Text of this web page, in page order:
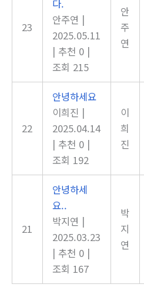
23
다.
안주연 |
2025.05.11
| 추천 0 |
조회 215
안
주
연
22
안녕하세요
이희진 |
2025.04.14
| 추천 0 |
조회 192
이
희
진
21
안녕하세
요..
박지연 |
2025.03.23
| 추천 0 |
조회 167
박
지
연